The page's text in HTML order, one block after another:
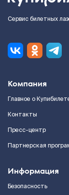
Сервис билетных
Компания
Главное о
Контакты
Пресс-центр
Партнерская
Информация
Безопасность